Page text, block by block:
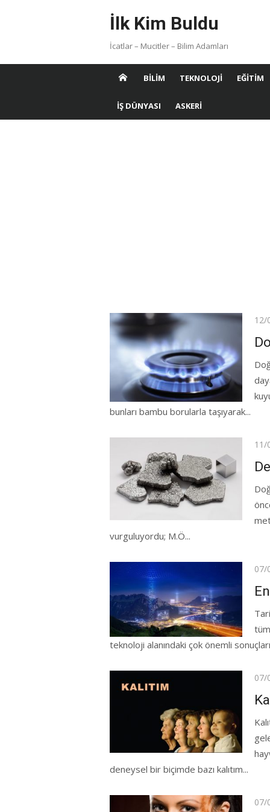
İlk Kim Buldu
İcatlar – Mucitler – Bilim Adamları
BILIM TEKNOLOJI EĞITIM
İŞ DÜNYASI ASKERI
12/
bunları bambu borularla taşıyarak...
11/
vurguluyordu; M.Ö...
07/
teknoloji alanındaki çok önemli
07/
deneysel bir biçimde bazı kalıtım...
07/